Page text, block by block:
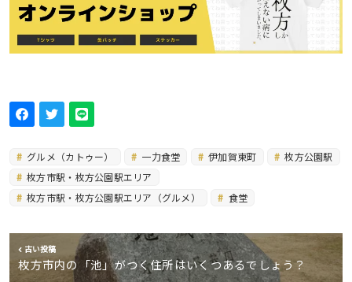
グルメ（カトゥー） 一力食堂 伊加賀東町
枚方公園駅
枚方市駅・枚方公園駅エリア
枚方市駅・枚方公園駅エリア（グルメ）
食堂
古い投稿
枚方市内の「池」がつく住所はいくつあるでしょう？